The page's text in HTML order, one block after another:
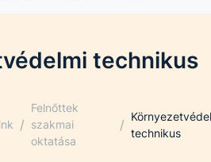
technikus
/
Felnőttek
szakmai
oktatása
/
technikus